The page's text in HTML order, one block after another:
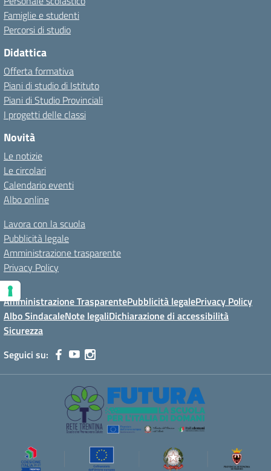
Famiglie e studenti
Percorsi di studio
Didattica
Offerta formativa
Piani di studio di Istituto
Piani di Studio Provinciali
I progetti delle classi
Novità
Le notizie
Le circolari
Calendario eventi
Albo online
Lavora con la scuola
Pubblicità legale
Amministrazione trasparente
Privacy Policy
Amministrazione TrasparentePubblicità legalePrivacy Policy
Albo SindacaleNote legaliDichiarazione di accessibilità
Sicurezza
Seguici su: